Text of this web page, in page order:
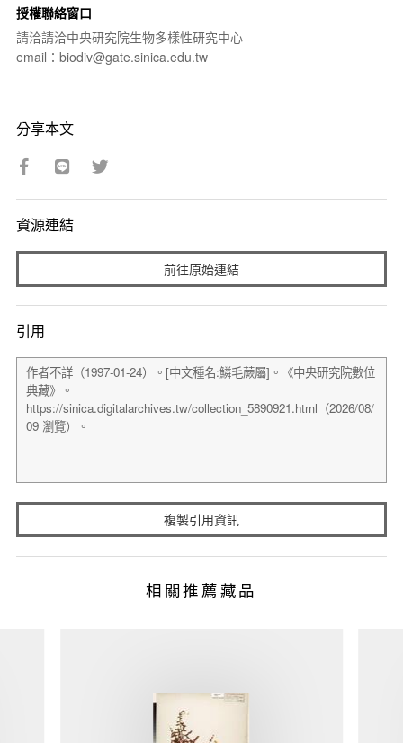
授權聯絡窗口
請洽請洽中央研究院生物多樣性研究中心
email：biodiv@gate.sinica.edu.tw
分享本文
資源連結
前往原始連結
引用
複製引用資訊
相關推薦藏品